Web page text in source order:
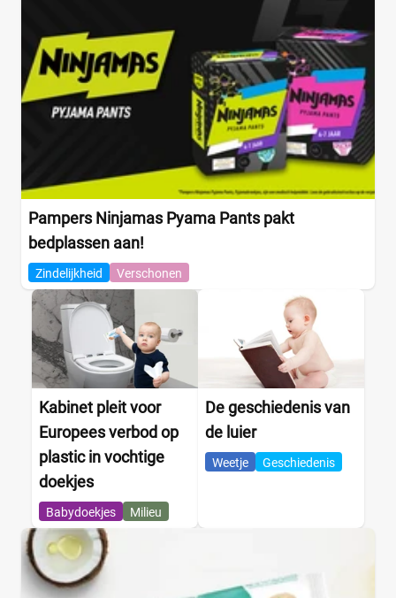
Pampers Ninjamas Pyama Pants pakt
bedplassen aan!
Zindelijkheid Verschonen
Kabinet pleit voor
Europees verbod op
plastic in vochtige
doekjes
Babydoekjes Milieu
De geschiedenis van
de luier
Weetje Geschiedenis